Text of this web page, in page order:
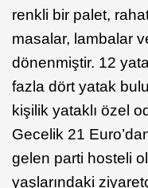
renkli bir palet,
masalar, lambalar
dönenmiştir. 12
fazla dört yatak
kişilik yataklı özel
Gecelik 21
gelen parti hosteli
yaşlarındaki